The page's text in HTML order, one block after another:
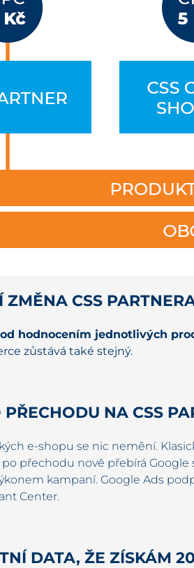
ZMĚNA CSS
hodnocením jednotlivých
zůstává také stejný.
NA CSS
e-shopu se nic nemění.
po přechodu nově přebírá
kampaní. Google Ads
Center.
DATA, ŽE ZÍSKÁM